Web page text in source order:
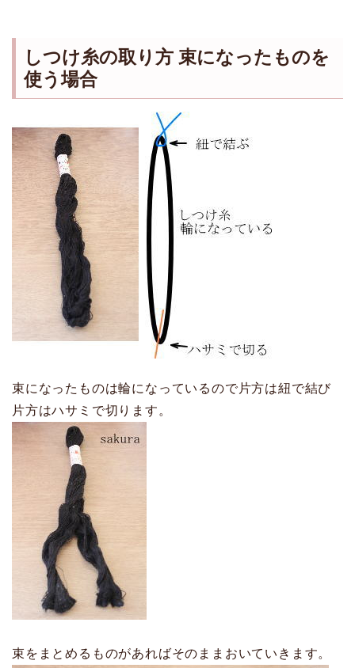
しつけ糸の取り方 束になったものを
使う場合
束になったものは輪になっているので片方は紐で結び
片方はハサミで切ります。
束をまとめるものがあればそのままおいていきます。